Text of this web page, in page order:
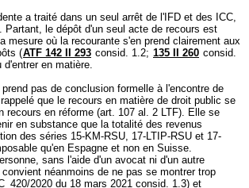
a traité dans un seul arrêt de l'IFD et des ICC,
Partant, le dépôt d'un seul acte de recours est
mesure où la recourante s'en prend clairement aux
(ATF 142 II 293 consid. 1.2; 135 II 260 consid.
en matière.
prend pas de conclusion formelle à l'encontre de
que le recours en matière de droit public se
recours en réforme (art. 107 al. 2 LTF). Elle se
en substance que la totalité des revenus
des séries 15-KM-RSU, 17-LTIP-RSU et 17-
qu'en Espagne et non en Suisse.
sans l'aide d'un avocat ni d'un autre
néanmoins de ne pas se montrer trop
2020 du 18 mars 2021 consid. 1.3) et